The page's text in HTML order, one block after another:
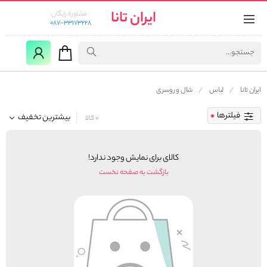
ایران تانا
مشاوره رایگان:
087-33173228
ایران تانا لباس شال و روسری
فیلترها بیشترین تخفیف 0 کالا
کالای برای نمایش وجود ندارد!
بازگشت به صفحه نخست